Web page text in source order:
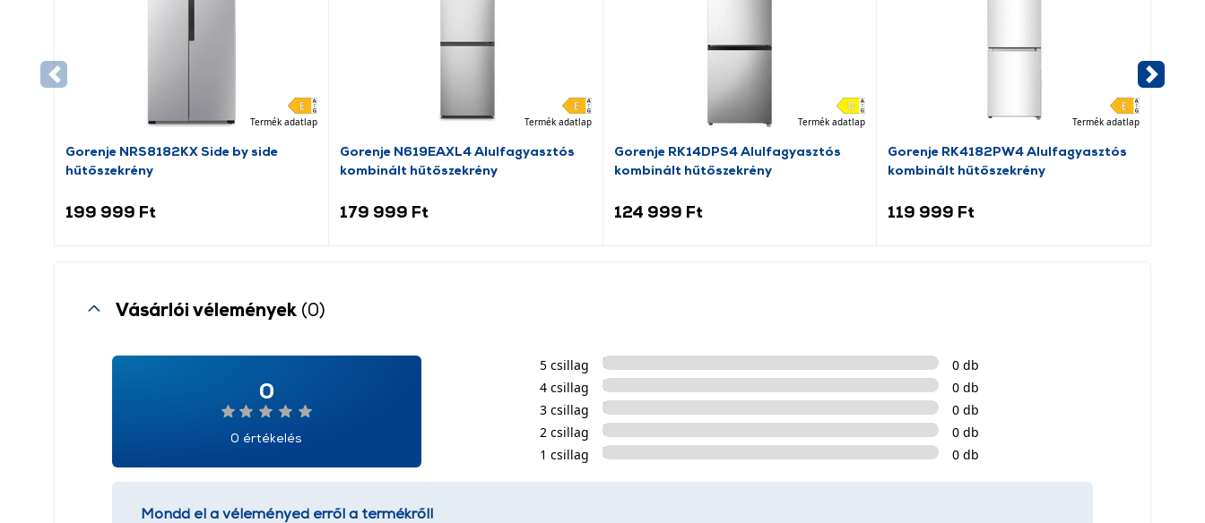
Termék adatlap
Gorenje NRS8182KX Side by side
hűtőszekrény
199 999 Ft
Termék adatlap
Gorenje N619EAXL4 Alulfagyasztós
kombinált hűtőszekrény
179 999 Ft
Termék adatlap
Gorenje RK14DPS4 Alulfagyasztós
kombinált hűtőszekrény
124 999 Ft
Termék adatlap
Gorenje RK4182PW4 Alulfagyasztós
kombinált hűtőszekrény
119 999 Ft
Vásárlói vélemények (0)
0
0 értékelés
5 csillag
0 db
4 csillag
0 db
3 csillag
0 db
2 csillag
0 db
1 csillag
0 db
Mondd el a véleményed erről a termékről!